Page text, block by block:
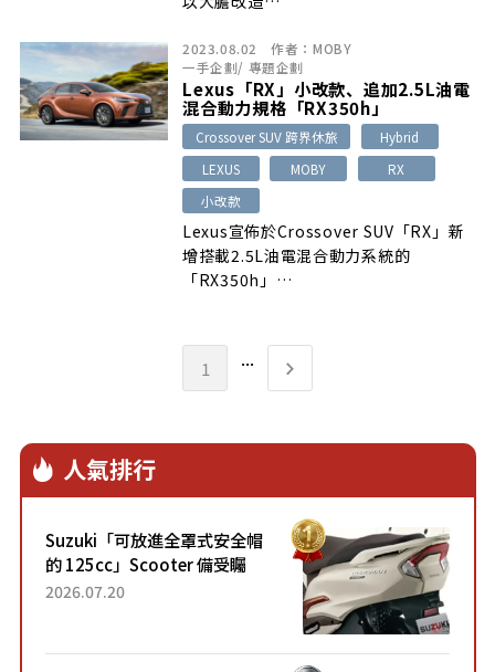
2023.08.02 作者： MOBY
一手企劃/ 專題企劃
Lexus「RX」小改款、追加2.5L油電
混合動力規格「RX350h」
Crossover SUV 跨界休旅
Hybrid
LEXUS
MOBY
RX
小改款
Lexus宣佈於Crossover SUV「RX」新
增搭載2.5L油電混合動力系統的
「RX350h」…
1 ...
人氣排行
Suzuki「可放進全罩式安全帽
的 125cc」Scooter 備受矚
目！採用全新流線設計與各項
2026.07.20